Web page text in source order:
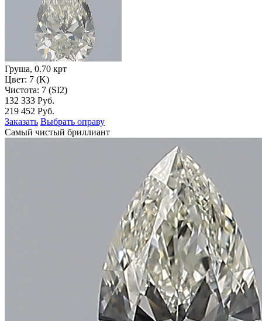
Груша, 0.70 крт
Цвет: 7 (K)
Чистота: 7 (SI2)
132 333 Руб.
219 452 Руб.
Заказать Выбрать оправу
Самый чистый бриллиант